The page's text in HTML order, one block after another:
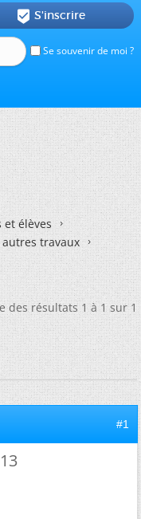
Se souvenir de moi ?
 S'inscrire
élèves
autres travaux
des résultats 1 à 1 sur 1
#1